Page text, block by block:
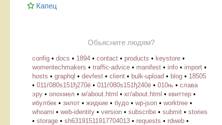
Капец
Обьясните людям?
config • docs • 1894 • contact • products • keystore •
womentechmakers • traffic-advice • manifest • info • import •
hosts • graphql • devfest • client • bulk-upload • blog • 18505
• 011ѓ080ѕ151ђ270ё • 011ѓ080ѕ151ђ240ё • 010њ • слава
эру • опохмел • м/about.html • кг/about.html • квиттер •
ибулбек • зилот • жидкие • будо • wp-json • worktree •
whoami • web-identity • version • subscribe • submit • stories
• storage • sh63191511917704013 • requests • rdweb •